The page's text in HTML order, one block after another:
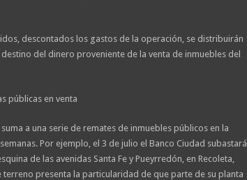
descontados los gastos de la operación, se distribuirán
del dinero proveniente de la venta de inmuebles del
públicas en venta
a una serie de remates de inmuebles públicos en la
Por ejemplo, el 3 de julio el Banco Ciudad subastará
de las avenidas Santa Fe y Pueyrredón, en Recoleta,
terreno presenta la particularidad de que parte de su planta